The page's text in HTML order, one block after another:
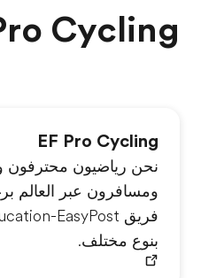
شاهد كل ما نقوم به
نبذة عنا
وظائف
إنضم إلى الفريق
Cycling
EF Pro Cycling
نحن رياضيون محترفون
ومسافرون عبر العالم
بنوع مختلف.